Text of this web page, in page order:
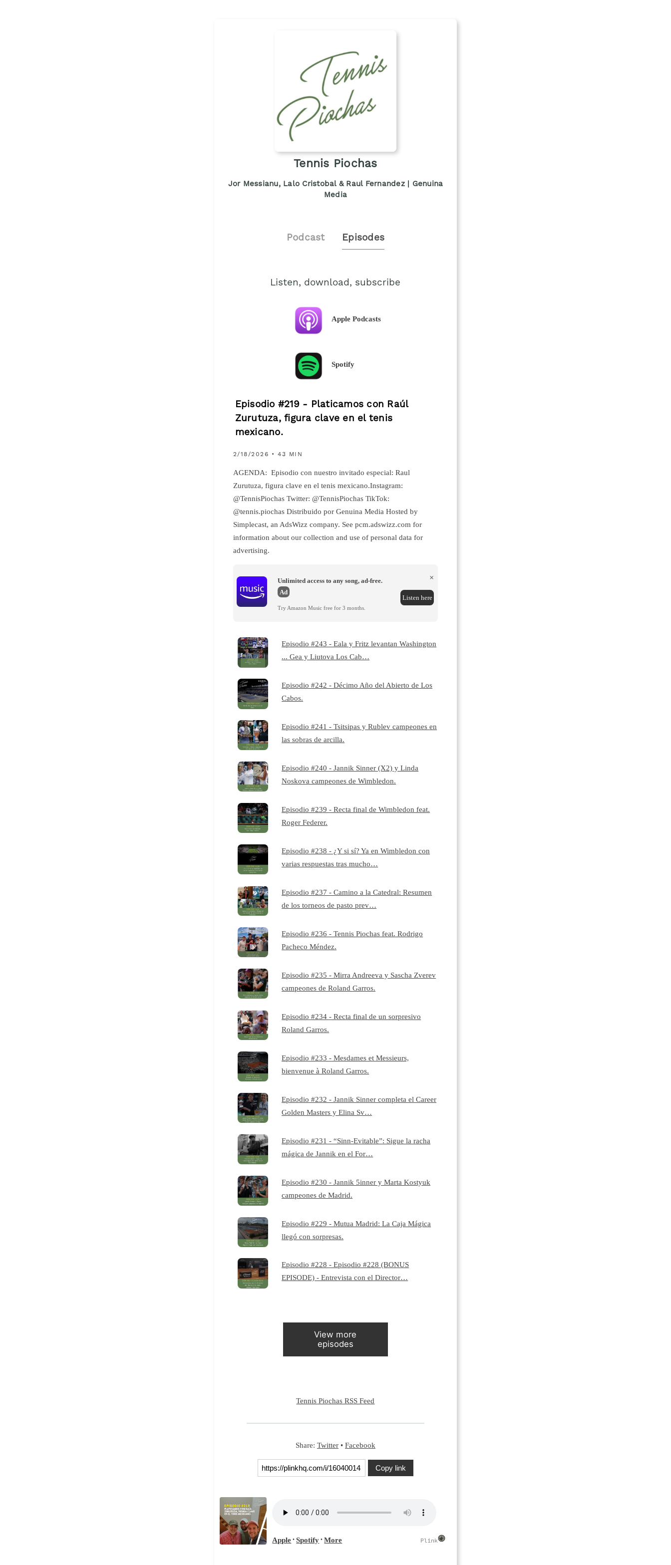
Tennis Piochas
Jor Messianu, Lalo Cristobal & Raul Fernandez | Genuina
Media
Podcast Episodes
Listen, download, subscribe
Apple Podcasts
Spotify
Episodio #219 - Platicamos con Raúl
Zurutuza, figura clave en el tenis
mexicano.
2/18/2026 • 43 MIN
AGENDA: Episodio con nuestro invitado especial: Raul
Zurutuza, figura clave en el tenis mexicano.Instagram:
@TennisPiochas Twitter: @TennisPiochas TikTok:
@tennis.piochas Distribuido por Genuina Media Hosted by
Simplecast, an AdsWizz company. See pcm.adswizz.com for
information about our collection and use of personal data for
advertising.
Unlimited access to any song, ad-free.
Ad
Try Amazon Music free for 3 months.
×
Listen here
Episodio #243 - Eala y Fritz levantan Washington
... Gea y Liutova Los Cab…
Episodio #242 - Décimo Año del Abierto de Los
Cabos.
Episodio #241 - Tsitsipas y Rublev campeones en
las sobras de arcilla.
Episodio #240 - Jannik Sinner (X2) y Linda
Noskova campeones de Wimbledon.
Episodio #239 - Recta final de Wimbledon feat.
Roger Federer.
Episodio #238 - ¿Y si sí? Ya en Wimbledon con
varias respuestas tras mucho…
Episodio #237 - Camino a la Catedral: Resumen
de los torneos de pasto prev…
Episodio #236 - Tennis Piochas feat. Rodrigo
Pacheco Méndez.
Episodio #235 - Mirra Andreeva y Sascha Zverev
campeones de Roland Garros.
Episodio #234 - Recta final de un sorpresivo
Roland Garros.
Episodio #233 - Mesdames et Messieurs,
bienvenue à Roland Garros.
Episodio #232 - Jannik Sinner completa el Career
Golden Masters y Elina Sv…
Episodio #231 - “Sinn-Evitable”: Sigue la racha
mágica de Jannik en el For…
Episodio #230 - Jannik 5inner y Marta Kostyuk
campeones de Madrid.
Episodio #229 - Mutua Madrid: La Caja Mágica
llegó con sorpresas.
Episodio #228 - Episodio #228 (BONUS
EPISODE) - Entrevista con el Director…
View more
episodes
Tennis Piochas RSS Feed
Share: Twitter• Facebook
Copy link